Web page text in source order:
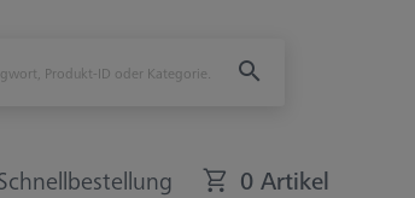
0 Artikel